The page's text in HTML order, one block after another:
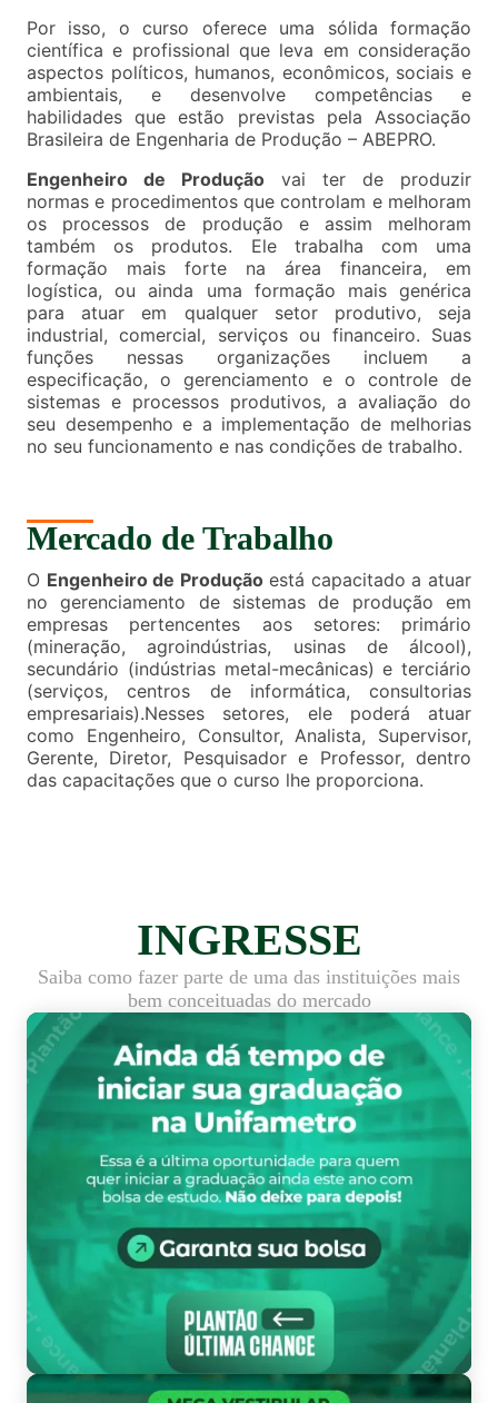
Por isso, o curso oferece uma sólida formação
científica e profissional que leva em consideração
aspectos políticos, humanos, econômicos, sociais e
ambientais, e desenvolve competências e
habilidades que estão previstas pela Associação
Brasileira de Engenharia de Produção – ABEPRO.
Engenheiro de Produção vai ter de produzir
normas e procedimentos que controlam e melhoram
os processos de produção e assim melhoram
também os produtos. Ele trabalha com uma
formação mais forte na área financeira, em
logística, ou ainda uma formação mais genérica
para atuar em qualquer setor produtivo, seja
industrial, comercial, serviços ou financeiro. Suas
funções nessas organizações incluem a
especificação, o gerenciamento e o controle de
sistemas e processos produtivos, a avaliação do
seu desempenho e a implementação de melhorias
no seu funcionamento e nas condições de trabalho.
Mercado de Trabalho
O Engenheiro de Produçãoestá capacitado a atuar
no gerenciamento de sistemas de produção em
empresas pertencentes aos setores: primário
(mineração, agroindústrias, usinas de álcool),
secundário (indústrias metal-mecânicas) e terciário
(serviços, centros de informática, consultorias
empresariais).Nesses setores, ele poderá atuar
como Engenheiro, Consultor, Analista, Supervisor,
Gerente, Diretor, Pesquisador e Professor, dentro
das capacitações que o curso lhe proporciona.
INGRESSE
Saiba como fazer parte de uma das instituições mais
bem conceituadas do mercado